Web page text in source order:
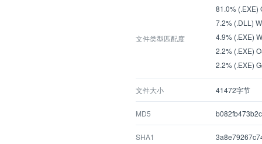
文件类型匹配度
81.0% (.EXE)
7.2% (.DLL)
4.9% (.EXE)
2.2% (.EXE)
2.2% (.EXE)
文件大小 41472字节
MD5
SHA1